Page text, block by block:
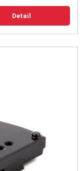
Detail